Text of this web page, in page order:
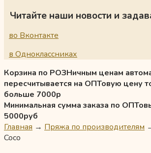
Читайте наши новости и
во Вконтакте
в Одноклассниках
Корзина по РОЗНичным ценам
пересчитывается на ОПТовую цену
больше 7000р
Минимальная сумма заказа по
5000руб
Главная → Пряжа по производителям
Coco